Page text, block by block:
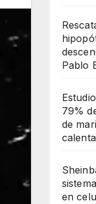
Pablo
79%
de
en